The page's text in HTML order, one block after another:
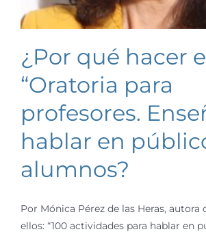
¿Por qué hacer
“Oratoria para
profesores.
hablar en
alumnos?
Por Mónica Pérez de las Heras, autora
ellos: “100 actividades para hablar en